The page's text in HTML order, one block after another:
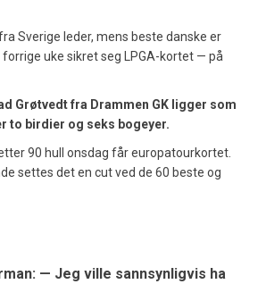
Sverige leder, mens beste danske er
uke sikret seg LPGA-kortet — på
Grøtvedt fra Drammen GK ligger som
to birdier og seks bogeyer.
90 hull onsdag får europatourkortet.
settes det en cut ved de 60 beste og
— Jeg ville sannsynligvis ha